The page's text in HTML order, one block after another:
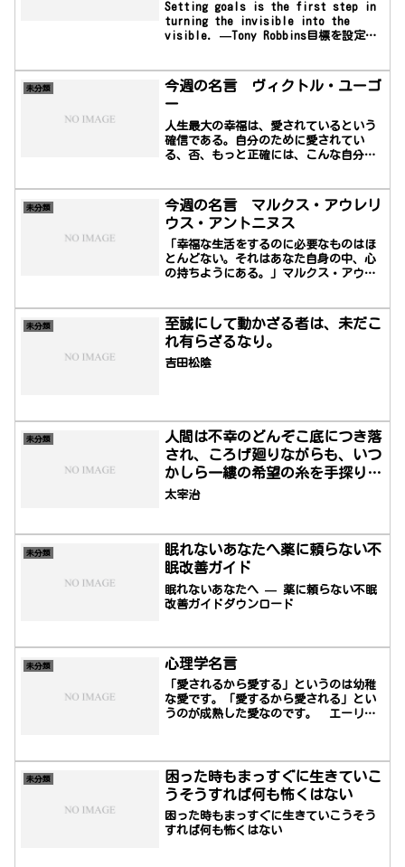
Setting goals is the first step in
turning the invisible into the
visible. —Tony Robbins目標を設定す
未分類
今週の名言 ヴィクトル・ユーゴ
ー
人生最大の幸福は、愛されているという
確信である。自分のために愛されてい
る、否、もっと正確には、こんな自分な
未分類
今週の名言 マルクス・アウレリ
ウス・アントニヌス
「幸福な生活をするのに必要なものはほ
とんどない。それはあなた自身の中、心
の持ちようにある。」マルクス・アウレ
哲学などの学識に長け、良く国を治めた
事からネルウァ、トラヤヌス、ハドリア
ヌス、アントニヌスに並ぶ皇帝（五賢
帝）と評された。対外政策ではパルティ
未分類
至誠にして動かざる者は、未だこ
れ有らざるなり。
吉田松陰
未分類
人間は不幸のどんぞこ底につき落
され、ころげ廻りながらも、いつ
かしら一縷の希望の糸を手探りで
捜し当てているものだ。
太宰治
未分類
眠れないあなたへ薬に頼らない不
眠改善ガイド
眠れないあなたへ — 薬に頼らない不眠
改善ガイドダウンロード
未分類 心理学名言
「愛されるから愛する」というのは幼稚
な愛です。「愛するから愛される」とい
うのが成熟した愛なのです。 エーリッ
未分類
困った時もまっすぐに生きていこ
うそうすれば何も怖くはない
困った時もまっすぐに生きていこうそう
すれば何も怖くはない